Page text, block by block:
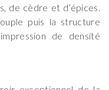
de cèdre et d’épices.
puis la structure
de densité